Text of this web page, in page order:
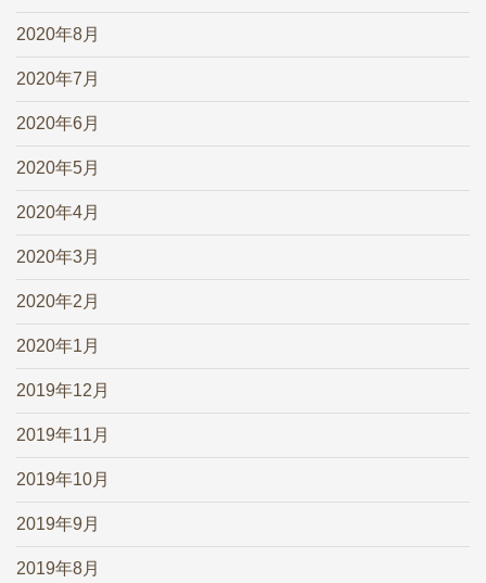
2020年8月
2020年7月
2020年6月
2020年5月
2020年4月
2020年3月
2020年2月
2020年1月
2019年12月
2019年11月
2019年10月
2019年9月
2019年8月